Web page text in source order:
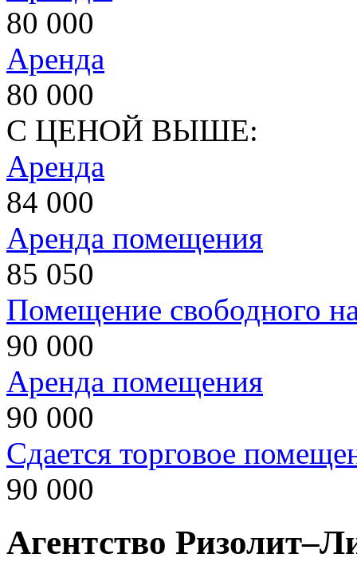
80 000
Аренда
80 000
С ЦЕНОЙ ВЫШЕ:
Аренда
84 000
Аренда помещения
85 050
Помещение свободного
90 000
Аренда помещения
90 000
Сдается торговое
90 000
Агентство